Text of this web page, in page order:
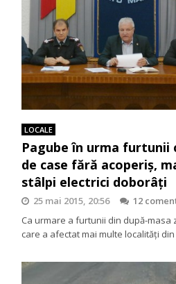
LOCALE
Pagube în urma furtunii
de case fără acoperiș,
stâlpi electrici doborâți
25 mai 2015, 20:56
12
Ca urmare a furtunii din după-masa
care a afectat mai multe localităţi